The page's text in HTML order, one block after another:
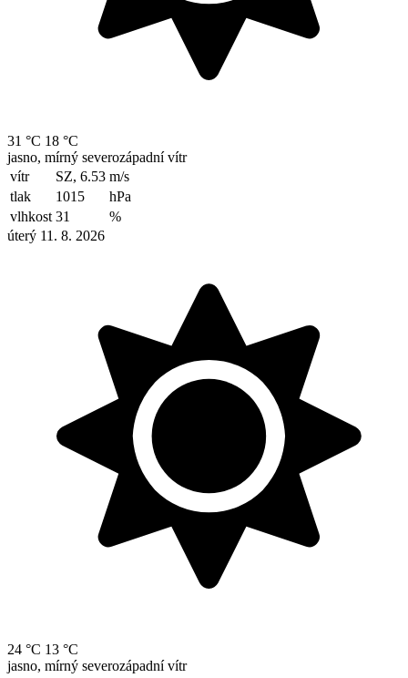
31 °C 18 °C
jasno, mírný severozápadní vítr
vítr
SZ, 6.53 m/s
tlak
1015
hPa
vlhkost 31
%
úterý 11. 8. 2026
24 °C 13 °C
jasno, mírný severozápadní vítr